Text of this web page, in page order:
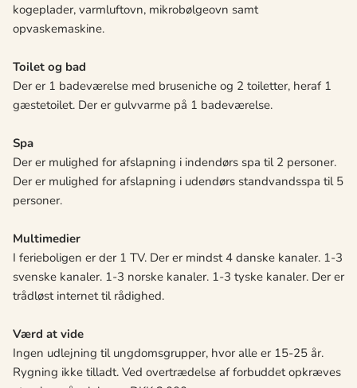
kogeplader, varmluftovn, mikrobølgeovn samt
opvaskemaskine.
Toilet og bad
Der er 1 badeværelse med bruseniche og 2 toiletter, heraf 1
gæstetoilet. Der er gulvvarme på 1 badeværelse.
Spa
Der er mulighed for afslapning i indendørs spa til 2 personer.
Der er mulighed for afslapning i udendørs standvandsspa til 5
personer.
Multimedier
I ferieboligen er der 1 TV. Der er mindst 4 danske kanaler. 1-3
svenske kanaler. 1-3 norske kanaler. 1-3 tyske kanaler. Der er
trådløst internet til rådighed.
Værd at vide
Ingen udlejning til ungdomsgrupper, hvor alle er 15-25 år.
Rygning ikke tilladt. Ved overtrædelse af forbuddet opkræves